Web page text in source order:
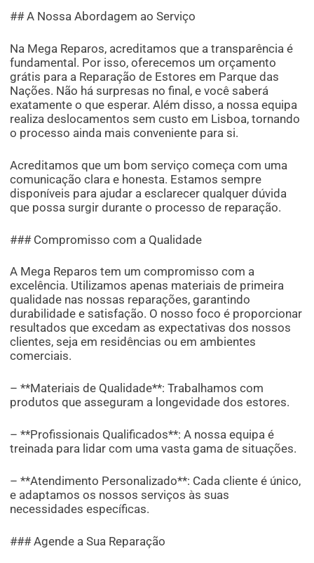
## A Nossa Abordagem ao Serviço
Na Mega Reparos, acreditamos que a transparência é
fundamental. Por isso, oferecemos um orçamento
grátis para a Reparação de Estores em Parque das
Nações. Não há surpresas no final, e você saberá
exatamente o que esperar. Além disso, a nossa equipa
realiza deslocamentos sem custo em Lisboa, tornando
o processo ainda mais conveniente para si.
Acreditamos que um bom serviço começa com uma
comunicação clara e honesta. Estamos sempre
disponíveis para ajudar a esclarecer qualquer dúvida
que possa surgir durante o processo de reparação.
### Compromisso com a Qualidade
A Mega Reparos tem um compromisso com a
excelência. Utilizamos apenas materiais de primeira
qualidade nas nossas reparações, garantindo
durabilidade e satisfação. O nosso foco é proporcionar
resultados que excedam as expectativas dos nossos
clientes, seja em residências ou em ambientes
comerciais.
– **Materiais de Qualidade**: Trabalhamos com
produtos que asseguram a longevidade dos estores.
– **Profissionais Qualificados**: A nossa equipa é
treinada para lidar com uma vasta gama de situações.
– **Atendimento Personalizado**: Cada cliente é único,
e adaptamos os nossos serviços às suas
necessidades específicas.
### Agende a Sua Reparação